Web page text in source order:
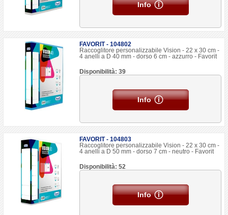
Info
FAVORIT - 104802
Raccoglitore personalizzabile Vision - 22 x 30 cm -
4 anelli a D 40 mm - dorso 6 cm - azzurro - Favorit
Disponibilità: 39
Info
FAVORIT - 104803
Raccoglitore personalizzabile Vision - 22 x 30 cm -
4 anelli a D 50 mm - dorso 7 cm - neutro - Favorit
Disponibilità: 52
Info